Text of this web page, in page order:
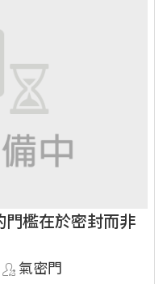
檻在於密封而非
氣密門